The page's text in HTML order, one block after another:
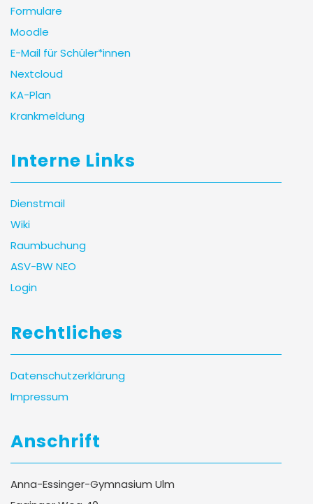
Formulare
Moodle
E-Mail für Schüler*innen
Nextcloud
KA-Plan
Krankmeldung
Interne Links
Dienstmail
Wiki
Raumbuchung
ASV-BW NEO
Login
Rechtliches
Datenschutzerklärung
Impressum
Anschrift
Anna-Essinger-Gymnasium Ulm